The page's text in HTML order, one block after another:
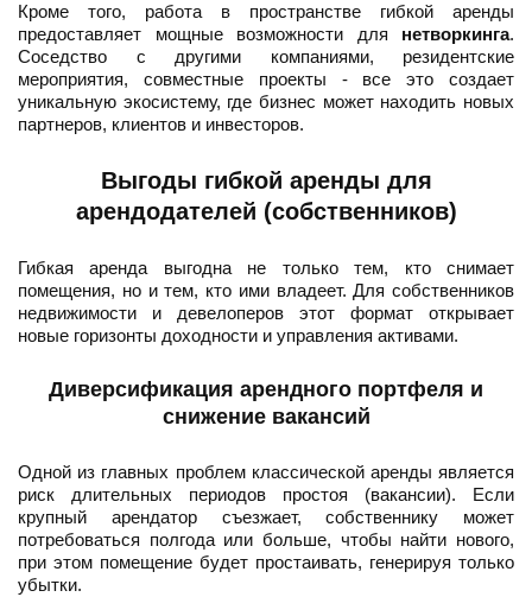
Кроме того, работа в пространстве гибкой аренды
предоставляет мощные возможности для нетворкинга.
Соседство с другими компаниями, резидентские
мероприятия, совместные проекты - все это создает
уникальную экосистему, где бизнес может находить новых
партнеров, клиентов и инвесторов.
Выгоды гибкой аренды для
арендодателей (собственников)
Гибкая аренда выгодна не только тем, кто снимает
помещения, но и тем, кто ими владеет. Для собственников
недвижимости и девелоперов этот формат открывает
новые горизонты доходности и управления активами.
Диверсификация арендного портфеля и
снижение вакансий
Одной из главных проблем классической аренды является
риск длительных периодов простоя (вакансии). Если
крупный арендатор съезжает, собственнику может
потребоваться полгода или больше, чтобы найти нового,
при этом помещение будет простаивать, генерируя только
убытки.